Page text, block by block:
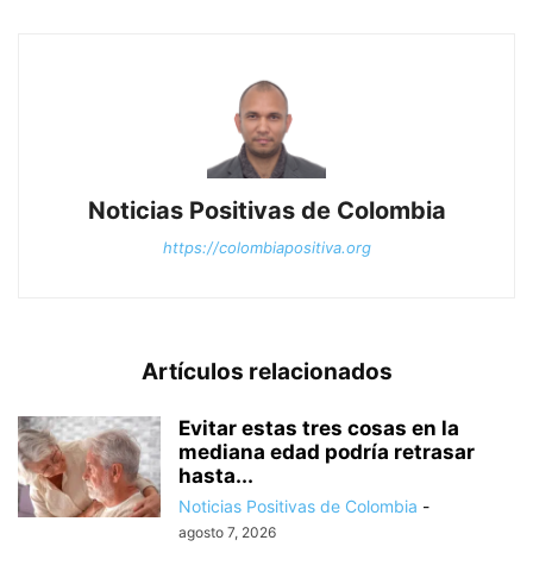
Noticias Positivas de Colombia
https://colombiapositiva.org
Artículos relacionados
Evitar estas tres cosas en la
mediana edad podría retrasar
hasta...
Noticias Positivas de Colombia -
agosto 7, 2026